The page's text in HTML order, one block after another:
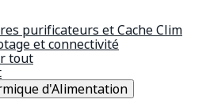
purificateurs et Cache Clim
et connectivité
tout
d'Alimentation